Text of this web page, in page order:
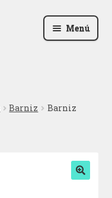
Menú
Barniz
Barniz